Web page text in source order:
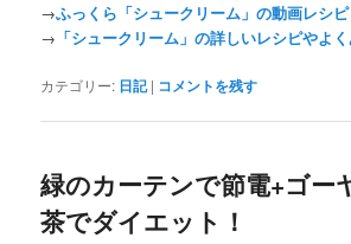
→ふっくら「シュークリーム」の動画レシピ
→ 「シュークリーム」の詳しいレシピやよ
カテゴリー: 日記 | コメントを残す
緑のカーテンで節電+ゴー
茶でダイエット！